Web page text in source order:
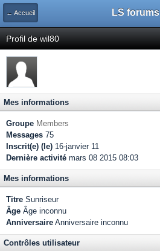
← Accueil LS forums
Profil de wil80
Mes informations
Groupe Members
Messages 75
Inscrit(e) (le) 16-janvier 11
Dernière activité mars 08 2015 08:03
Mes informations
Titre Sunriseur
Âge Âge inconnu
Anniversaire Anniversaire inconnu
Contrôles utilisateur